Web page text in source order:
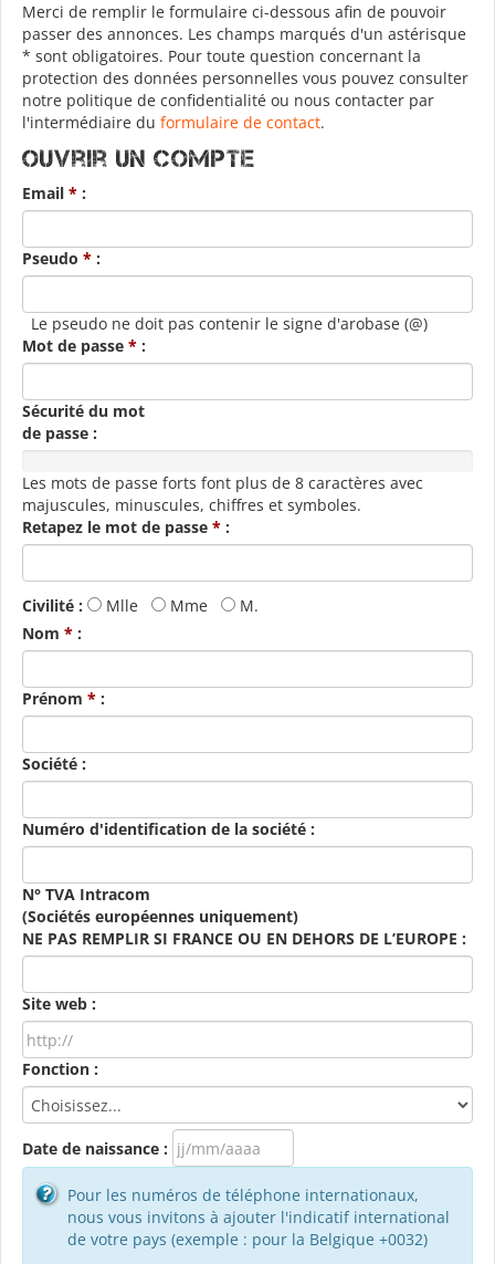
Merci de remplir le formulaire ci-dessous afin de pouvoir
passer des annonces. Les champs marqués d'un astérisque
* sont obligatoires. Pour toute question concernant la
protection des données personnelles vous pouvez consulter
notre politique de confidentialité ou nous contacter par
l'intermédiaire du formulaire de contact.
Ouvrir un compte
Email * :
Pseudo * :
Le pseudo ne doit pas contenir le signe d'arobase (@)
Mot de passe * :
Sécurité du mot
de passe :
Les mots de passe forts font plus de 8 caractères avec
majuscules, minuscules, chiffres et symboles.
Retapez le mot de passe * :
Civilité : Mlle Mme
M.
Nom * :
Prénom * :
Société :
Numéro d'identification de la société :
N° TVA Intracom
(Sociétés européennes uniquement)
NE PAS REMPLIR SI FRANCE OU EN DEHORS DE L’EUROPE :
Site web :
Fonction :
Date de naissance :
Pour les numéros de téléphone internationaux,
nous vous invitons à ajouter l'indicatif international
de votre pays (exemple : pour la Belgique +0032)